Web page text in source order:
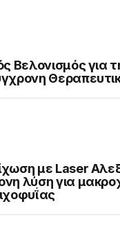
Βελονισμός για
με Laser
λύση για